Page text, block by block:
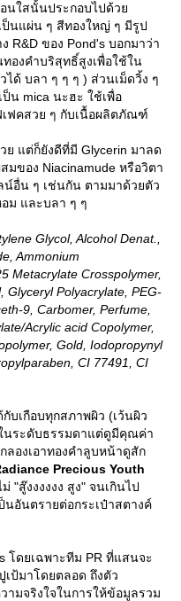
อนใสนั้นประกอบไปด้ว
ป็นแผ่น ๆ สีทองใหญ่ ๆ มีรูป
R&D ของ Pond's บอกมาว่า
องคำบริสุทธิ์สูงเพื่อใช้ใน
ได้ บลา ๆ ๆ ๆ ) ส่วนเม็ดวิ้ง ๆ
น mica นะฮะ ใช้เพื่อ
เฟคสวย ๆ กับเนื้อผลิตภัณฑ์
แต่ก็ยังดีที่มี Glycerin มาลด
ของ Niacinamude หรือวิตา
อื่น ๆ เช่นกัน ตามมาด้วยตัว
ม และบลา ๆ ๆ
Glycol, Alcohol Denat.,
Ammonium
Metacrylate Crosspolymer,
Glyceryl Polyacrylate, PEG-
9, Carbomer, Perfume,
Acrylic acid Copolymer,
Gold, Iodopropynyl
CI 77491, CI
บเกือบทุกสภาพผิว (เว้นผิว
นระดับธรรมดาแต่ดูมีคุณค่า
ลองเอาทองคำลูบหน้าดูสัก
Precious Youth
"สู๊งงงงงง สูง" จนเกินไป
นอันตรายต่อกระเป๋าสตางค์
โดยเฉพาะทีม PR ที่แสนจะ
เป้มาโดยตลอด ถึงตัว
ามจริงใจในการให้ข้อมูลรวม